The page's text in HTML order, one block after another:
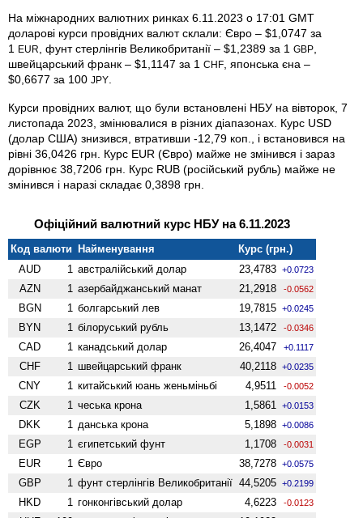
На міжнародних валютних ринках 6.11.2023 о 17:01 GMT
доларові курси провідних валют склали: Євро – $1,0747 за
1 EUR , фунт стерлінгів Велико­британії – $1,2389 за 1 GBP
швейцарський франк – $1,1147 за 1 CHF , японська єна –
$0,6677 за 100 JPY
Курси провідних валют, що були встановлені НБУ на вівторок, 7
листопада 2023, змінювалися в різних діапазонах. Курс USD
(долар США) знизився, втративши -12,79 коп., і встановився на
рівні 36,0426 грн. Курс EUR (Євро) майже не змінився і зараз
дорівнює 38,7206 грн. Курс RUB (російський рубль) майже не
змінився і наразі складає 0,3898 грн.
Офіційний валютний курс НБУ на 6.11.2023
Код валюти Найменування
Курс (грн.)
AUD
1 австралійський долар 23,4783 +0.0723
AZN 1 азербайджанський манат 21,2918 -0.0562
BGN 1 болгарський лев 19,7815 +0.0245
BYN 1 білоруський рубль 13,1472 -0.0346
CAD 1 канадський долар 26,4047 +0.1117
CHF 1 швейцарський франк 40,2118 +0.0235
CNY 1 китайський юань женьмiньбi 4,9511 -0.0052
CZK 1 чеська крона 1,5861 +0.0153
DKK 1 данська крона 5,1898 +0.0086
EGP 1 єгипетський фунт 1,1708 -0.0031
EUR 1 Євро 38,7278 +0.0575
GBP 1 фунт стерлінгів Велико­британії 44,5205 +0.2199
HKD 1 гонконгівський долар 4,6223 -0.0123